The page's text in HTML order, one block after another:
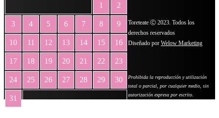
1 2
3 4 5 6 7 8 9
10 11 12 13 14 15 16
17 18 19 20 21 22 23
24 25 26 27 28 29 30
31
Toreteate Ⓒ 2023. Todos los
derechos reservados
Diseñado por Welow Marketing
Prohibida la reproducción y utilización
total o parcial, por cualquier medio, sin
autorización expresa por escrito.